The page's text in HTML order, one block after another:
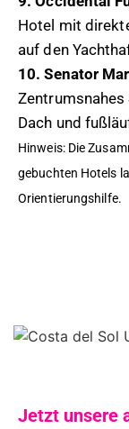
Hotel mit
auf den
10. Senator
Dach und
Hinweis: Die
gebuchten Hotels
Orientierungshilfe.
Jetzt unsere